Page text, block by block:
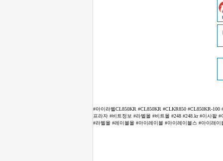
#아이라벨CL850KR #CL850KR #CLKR850 #CL850KR-
프라자 #비트정보 #라벨몰 #비트몰 #248 #248.kr #이사팔
#라벨몰 #레이블몰 #아이레이블 #아이레이블스 #아이래이